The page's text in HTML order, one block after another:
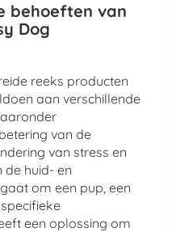
behoeften van
Dog
reeks producten
aan verschillende
van de
van stress en
de huid- en
om een pup, een
een oplossing om